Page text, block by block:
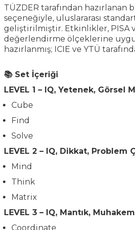
TÜZDER tarafından hazırlanan
seçeneğiyle, uluslararası
geliştirilmiştir. Etkinlikler, PISA
değerlendirme ölçeklerine
hazırlanmış; ICIE ve YTÜ
📚 Set İçeriği
LEVEL 1 – IQ, Yetenek, Görsel
Cube
Find
Solve
LEVEL 2 – IQ, Dikkat, Problem
Mind
Think
Matrix
LEVEL 3 – IQ, Mantık,
Coordinate